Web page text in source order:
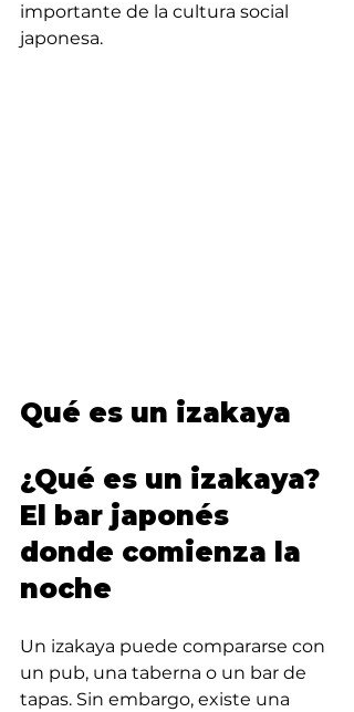
importante de la cultura social
japonesa.
Qué es un izakaya
¿Qué es un izakaya?
El bar japonés
donde comienza la
noche
Un izakaya puede compararse con
un pub, una taberna o un bar de
tapas. Sin embargo, existe una